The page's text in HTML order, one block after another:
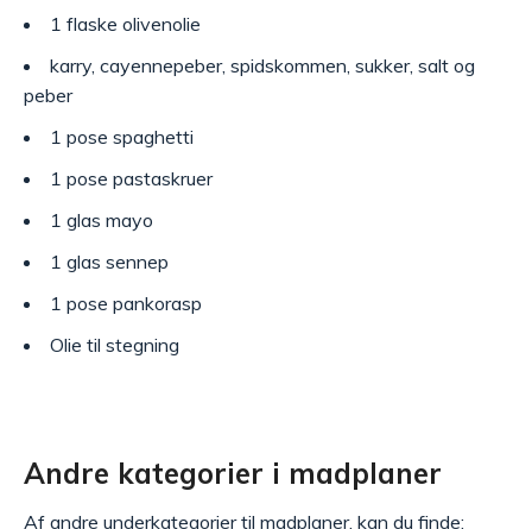
1 flaske olivenolie
karry, cayennepeber, spidskommen, sukker, salt og
peber
1 pose spaghetti
1 pose pastaskruer
1 glas mayo
1 glas sennep
1 pose pankorasp
Olie til stegning
Andre kategorier i madplaner
Af andre underkategorier til madplaner, kan du finde: